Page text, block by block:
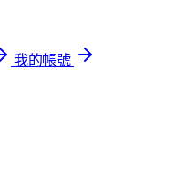
我的帳號